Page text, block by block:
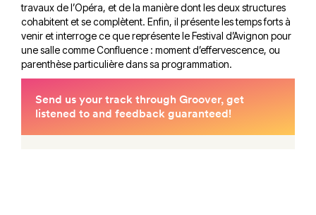
travaux de l’Opéra, et de la manière dont les deux structures
cohabitent et se complètent. Enfin, il présente les temps forts à
venir et interroge ce que représente le Festival d’Avignon pour
une salle comme Confluence : moment d’effervescence, ou
parenthèse particulière dans sa programmation.